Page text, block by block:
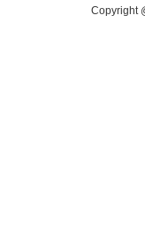
Copyright